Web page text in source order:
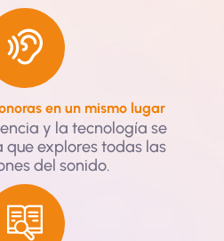
en un mismo lugar
y la tecnología se
explores todas las
del sonido.